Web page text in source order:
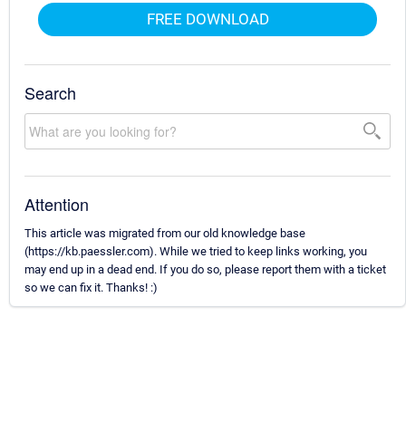
FREE DOWNLOAD
Search
Attention
This article was migrated from our old knowledge base
(https://kb.paessler.com). While we tried to keep links working, you
may end up in a dead end. If you do so, please report them with a ticket
so we can fix it. Thanks! :)